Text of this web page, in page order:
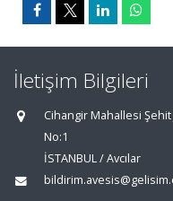
İletişim Bilgileri
Cihangir Mahallesi
No:1
İSTANBUL / Avcılar